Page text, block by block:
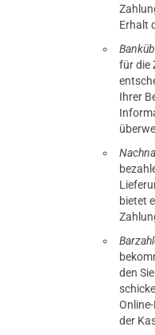
Erhalt
für die
Ihrer
bietet
den
der